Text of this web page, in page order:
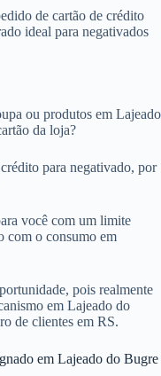
de cartão de crédito
ideal para negativados
ou produtos em Lajeado
da loja?
para negativado, por
você com um limite
com o consumo em
pois realmente
em Lajeado do
de clientes em RS.
em Lajeado do Bugre